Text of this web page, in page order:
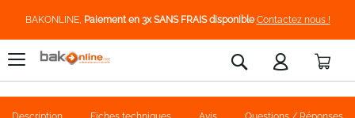
BAKONLINE, Paiement en 3x SANS FRAIS disponible Contactez nous !
Rechercher